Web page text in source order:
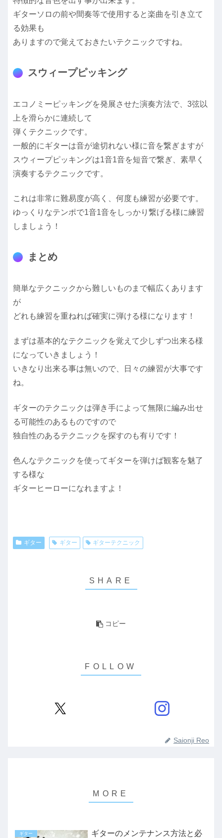
ギターソロの前や間奏等で使用すると楽曲を引き立て
る効果も
ありますので覚えておきたいテクニックですね。
スウィープピッキング
エコノミーピッキングを発展させた演奏方法で、3弦以
上を滑らかに連続して
弾くテクニックです。
一般的にギターは音が途切れない様に音を繋ぎますが
スウィープピッキングは1音1音を短音で繋ぎ、素早く
演奏するテクニックです。
これは非常に難易度が高く、何度も練習が必要です。
ゆっくりなテンポで1音1音をしっかり繋げる様に練習
しましょう！
まとめ
簡単なテクニックから難しいものまで幅広くあります
が
どれも練習を重ねれば確実に弾ける様になります！
まずは基本的なテクニックを覚えて少しずつ出来る様
になっていきましょう！
いきなり出来る事は無いので、日々の練習が大事です
ね。
ギターのテクニックは弾き手によって無限に編み出せ
る可能性のあるものですので
独自性のあるテクニックを探すのも有りです！
色んなテクニックを使ってギターを弾けば観客を魅了
する様な
ギターヒーローになれますよ！
ギター ギター ギターテクニック
コピー
Saionji Reo
ギター
ギターのメンテナンス方法と必